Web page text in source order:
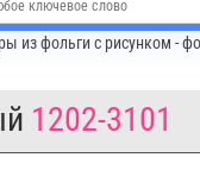
из фольги с рисунком -
1202-3101